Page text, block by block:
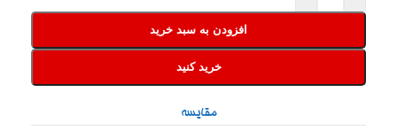
افزودن به سبد خرید
خرید کنید
مقایسه